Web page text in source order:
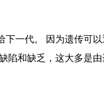
一代。 因为遗传
陷和缺乏，这大多是由